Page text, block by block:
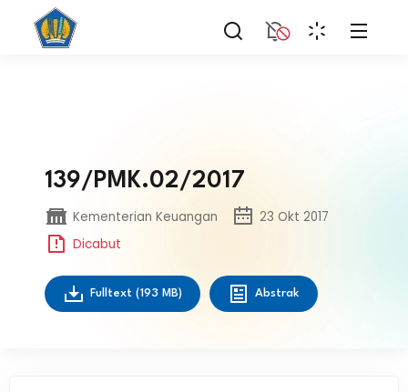
139/PMK.02/2017
Kementerian Keuangan
23 Okt 2017
Dicabut
Fulltext (193 MB) Abstrak